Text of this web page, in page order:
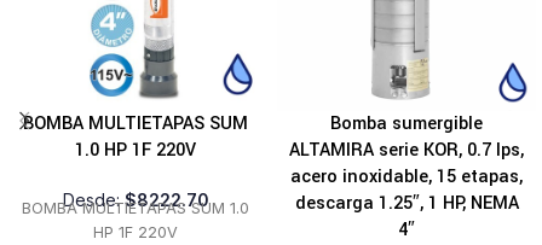
BOMBA MULTIETAPAS SUM
1.0 HP 1F 220V
Desde:$8222.70
BOMBA MULTIETAPAS SUM 1.0
HP 1F 220V
Bomba sumergible
ALTAMIRA serie KOR, 0.7 lps,
acero inoxidable, 15 etapas,
descarga 1.25″, 1 HP, NEMA
4″